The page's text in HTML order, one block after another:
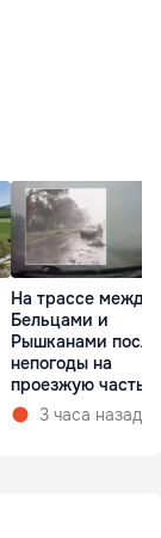
На трассе между
Бельцами и
Рышканами после
непогоды на
проезжую часть
упали деревья
3 часа назад